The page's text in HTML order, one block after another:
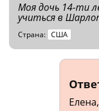
Моя дочь 14-ти
учиться в
Страна: США